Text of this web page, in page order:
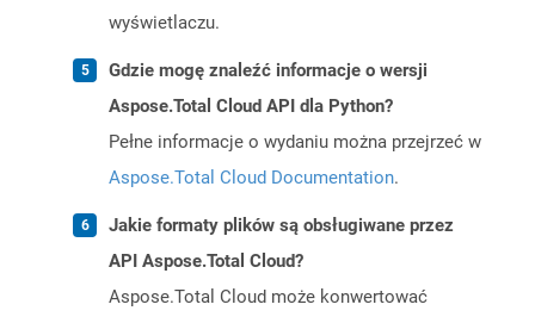
wyświetlaczu.
Gdzie mogę znaleźć informacje o wersji
Aspose.Total Cloud API dla Python?
Pełne informacje o wydaniu można przejrzeć w
Aspose.Total Cloud Documentation.
Jakie formaty plików są obsługiwane przez
API Aspose.Total Cloud?
Aspose.Total Cloud może konwertować